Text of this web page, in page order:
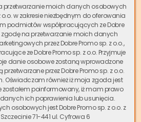
w Polsce, oferuje mieszkańcom
szybkiej sprzedaży mieszkania w
formalności. Działamy w
takich jak okolice Parku
czy w rejonie zabytkowych
obsługę i konkurencyjne
mieszkań Milanówek? Przede
transakcję możemy sfinalizować
przetwarzanie moich danych osobowych
o.o. w zakresie niezbędnym do oferowania
podmiotów współpracujących ze Dobre
zgodę na przetwarzanie moich danych
przez Dobre Promo sp. z o.o.,
ze Dobre Promo sp. z o.o. Przyjmuje
danie osobowe zostaną wprowadzone
przez Dobre Promo sp. z o.o.
Oświadczam również iż moja zgoda jest
zostałem poinformowany, iż mam prawo
ich poprawienia lub usunięcia.
osobowych jest Dobre Promo sp. z o.o. z
71-441 ul. Cyfrowa 6